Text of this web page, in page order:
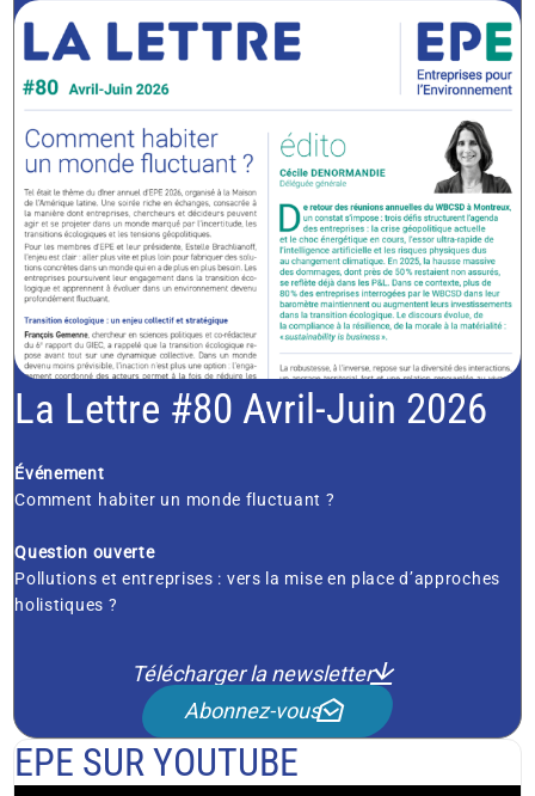
La Lettre #80 Avril-Juin 2026
Événement
Comment habiter un monde fluctuant ?
Question ouverte
Pollutions et entreprises : vers la mise en place d’approches
holistiques ?
Télécharger la newsletter
Abonnez-vous
EPE SUR YOUTUBE